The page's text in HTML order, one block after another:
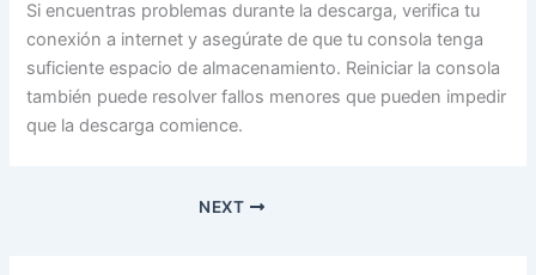
Si encuentras problemas durante la descarga, verifica tu
conexión a internet y asegúrate de que tu consola tenga
suficiente espacio de almacenamiento. Reiniciar la consola
también puede resolver fallos menores que pueden impedir
que la descarga comience.
NEXT